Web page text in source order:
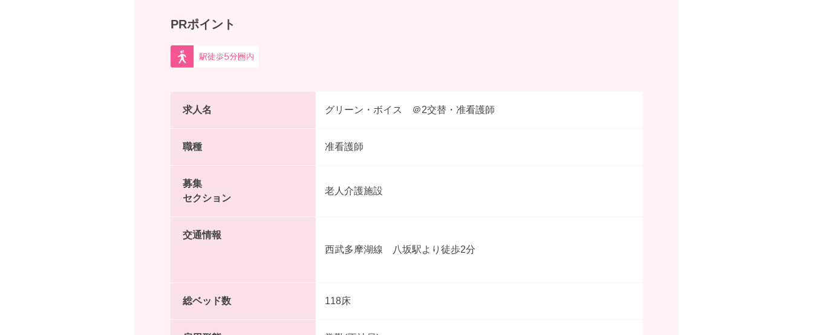
PRポイント
求人名 グリーン・ボイス ＠2交替・准看護師
職種 准看護師
募集
セクション
老人介護施設
交通情報
西武多摩湖線 八坂駅より徒歩2分
総ベッド数 118床